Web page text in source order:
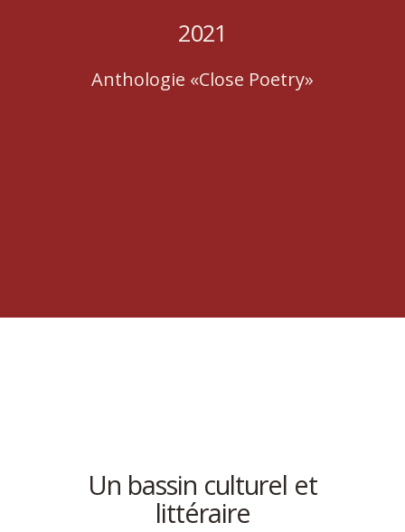
2021
Anthologie «Close Poetry»
Un bassin culturel et
littéraire